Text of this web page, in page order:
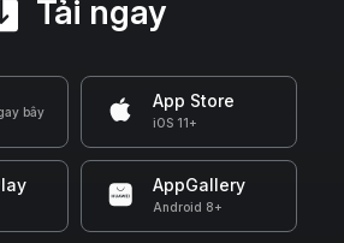
Tải ngay
bây
App Store
iOS 11+
AppGallery
Android 8+